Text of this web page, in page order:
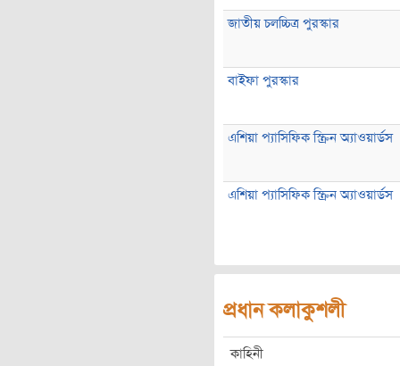
জাতীয় চলচ্চিত্র পুরস্কার
বাইফা পুরস্কার
এশিয়া প্যাসিফিক স্ক্রিন অ্যাওয়ার্ডস
এশিয়া প্যাসিফিক স্ক্রিন অ্যাওয়ার্ডস
প্রধান কলাকুশলী
কাহিনী